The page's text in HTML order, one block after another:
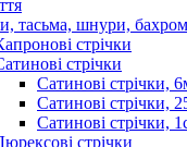
тасьма, шнури,
стрічки
стрічки
Сатинові стрічки,
Сатинові стрічки,
Сатинові стрічки,
стрічки